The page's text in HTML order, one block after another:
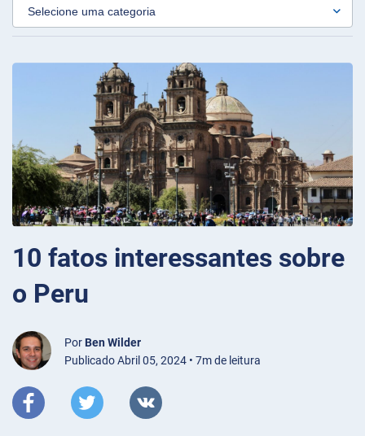
10 fatos interessantes sobre
o Peru
Por Ben Wilder
Publicado Abril 05, 2024 • 7m de leitura